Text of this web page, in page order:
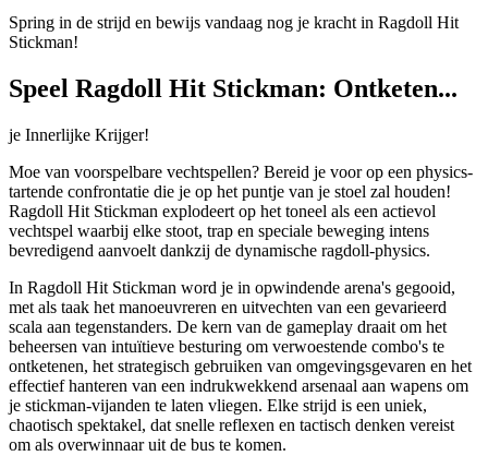
Spring in de strijd en bewijs vandaag nog je kracht in Ragdoll Hit
Stickman!
Speel Ragdoll Hit Stickman: Ontketen...
je Innerlijke Krijger!
Moe van voorspelbare vechtspellen? Bereid je voor op een physics-
tartende confrontatie die je op het puntje van je stoel zal houden!
Ragdoll Hit Stickman explodeert op het toneel als een actievol
vechtspel waarbij elke stoot, trap en speciale beweging intens
bevredigend aanvoelt dankzij de dynamische ragdoll-physics.
In Ragdoll Hit Stickman word je in opwindende arena's gegooid,
met als taak het manoeuvreren en uitvechten van een gevarieerd
scala aan tegenstanders. De kern van de gameplay draait om het
beheersen van intuïtieve besturing om verwoestende combo's te
ontketenen, het strategisch gebruiken van omgevingsgevaren en het
effectief hanteren van een indrukwekkend arsenaal aan wapens om
je stickman-vijanden te laten vliegen. Elke strijd is een uniek,
chaotisch spektakel, dat snelle reflexen en tactisch denken vereist
om als overwinnaar uit de bus te komen.